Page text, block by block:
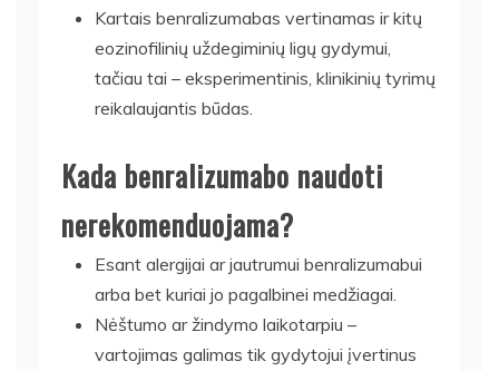
Kartais benralizumabas vertinamas ir kitų
eozinofilinių uždegiminių ligų gydymui,
tačiau tai – eksperimentinis, klinikinių tyrimų
reikalaujantis būdas.
Kada benralizumabo naudoti
nerekomenduojama?
Esant alergijai ar jautrumui benralizumabui
arba bet kuriai jo pagalbinei medžiagai.
Nėštumo ar žindymo laikotarpiu –
vartojimas galimas tik gydytojui įvertinus